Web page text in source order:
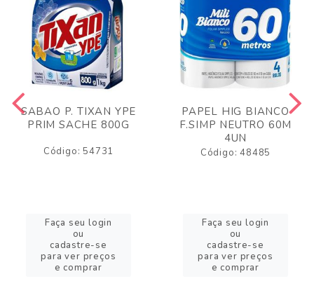
SABAO P. TIXAN YPE
PRIM SACHE 800G
Código: 54731
Faça seu login
ou
cadastre-se
para ver preços
e comprar
PAPEL HIG BIANCO
F.SIMP NEUTRO 60M
4UN
Código: 48485
Faça seu login
ou
cadastre-se
para ver preços
e comprar